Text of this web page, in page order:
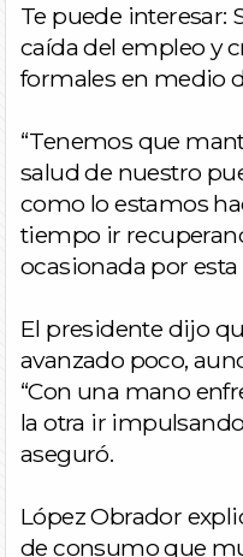
Te puede interesar:
caída del empleo y
formales en medio
“Tenemos que
salud de nuestro
como lo estamos
tiempo ir
ocasionada por
El presidente dijo
avanzado poco,
“Con una mano
la otra ir
aseguró.
López Obrador
de consumo que